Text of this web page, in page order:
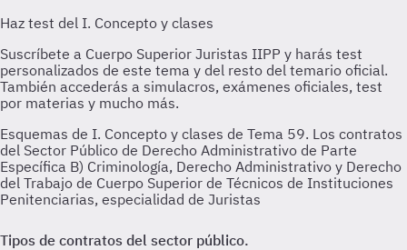
Esquemas de I. Concepto y clases de Tema 59. Los contratos
del Sector Público de Derecho Administrativo de Parte
Específica B) Criminología, Derecho Administrativo y Derecho
del Trabajo de Cuerpo Superior de Técnicos de Instituciones
Penitenciarias, especialidad de Juristas
Tipos de contratos del sector público.